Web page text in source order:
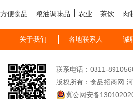
方便食品 粮油调味品 农业 茶饮 肉
关于我们 各地联系人 诚
联系电话：0311-
版权所有：食品招商网
冀公网安备